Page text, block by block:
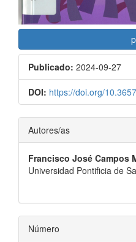
Publicado: 2024-09-27
DOI: https://doi.org/
Contenido
principal
del
Autores/as
Francisco José Campos
Universidad Pontificia de
Número